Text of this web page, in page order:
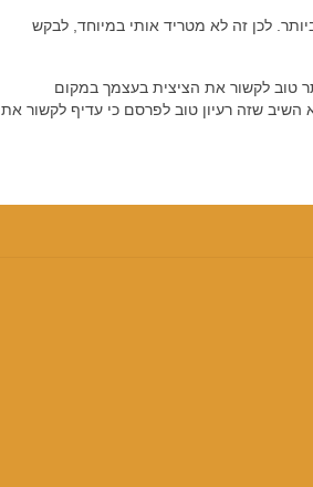
לכן זה לא מטריד אותי במיוחד, לבקש
טוב לקשור את הציצית בעצמך במקום
שזה רעיון טוב לפרסם כי עדיף לקשור את